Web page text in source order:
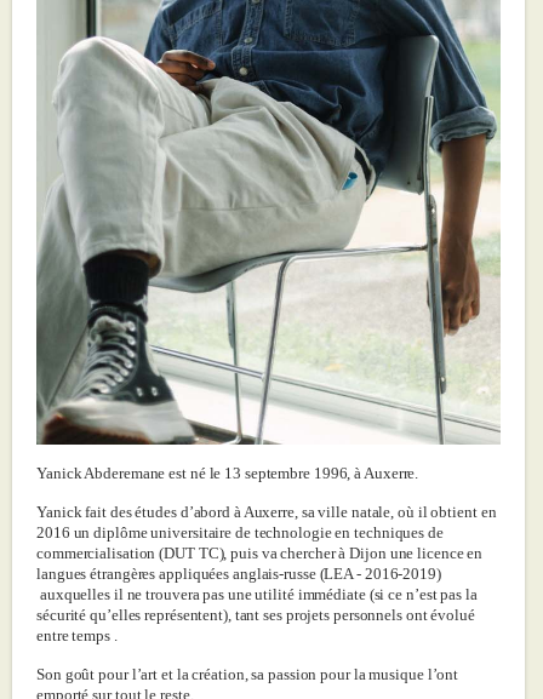
Yanick Abderemane est né le 13 septembre 1996, à Auxerre.
Yanick fait des études d’abord à Auxerre, sa ville natale, où il obtient en
2016 un diplôme universitaire de technologie en techniques de
commercialisation (DUT TC), puis va chercher à Dijon une licence en
langues étrangères appliquées anglais-russe (LEA - 2016-2019)
auxquelles il ne trouvera pas une utilité immédiate (si ce n’est pas la
sécurité qu’elles représentent), tant ses projets personnels ont évolué
entre temps .
Son goût pour l’art et la création, sa passion pour la musique l’ont
emporté sur tout le reste.